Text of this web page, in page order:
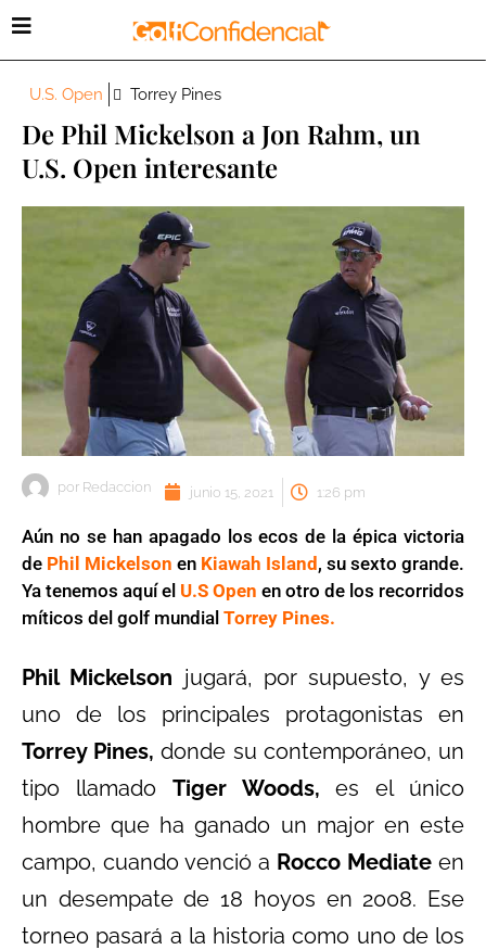
U.S. Open Torrey Pines
De Phil Mickelson a Jon Rahm, un
U.S. Open interesante
por Redaccion junio 15, 2021 1:26 pm
Aún no se han apagado los ecos de la épica victoria
de Phil Mickelson en Kiawah Island, su sexto grande.
Ya tenemos aquí el U.S Open en otro de los recorridos
míticos del golf mundial Torrey Pines.
Phil Mickelson jugará, por supuesto, y es
uno de los principales protagonistas en
Torrey Pines, donde su contemporáneo, un
tipo llamado Tiger Woods, es el único
hombre que ha ganado un major en este
campo, cuando venció a Rocco Mediate en
un desempate de 18 hoyos en 2008. Ese
torneo pasará a la historia como uno de los